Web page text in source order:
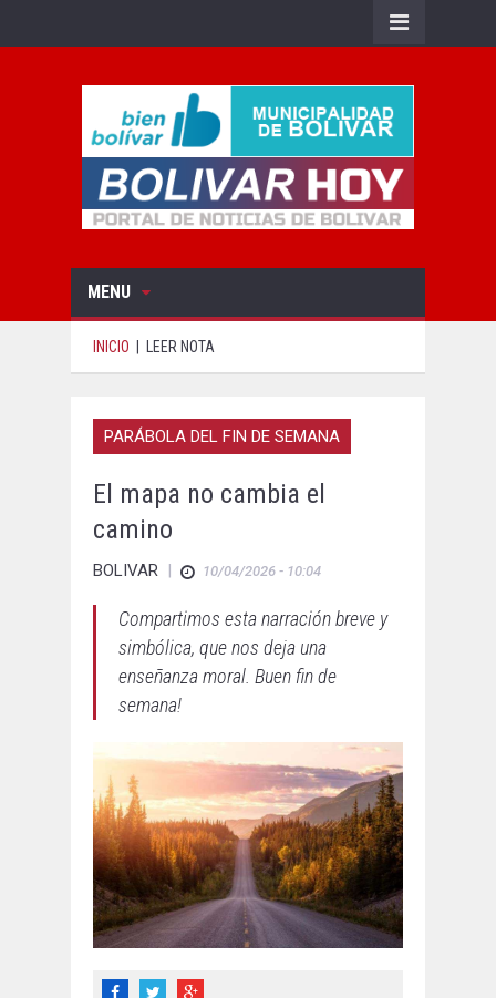
MENU
INICIO LEER NOTA
PARÁBOLA DEL FIN DE SEMANA
El mapa no cambia el
camino
BOLIVAR | 10/04/2026 - 10:04
Compartimos esta narración breve y
simbólica, que nos deja una
enseñanza moral. Buen fin de
semana!